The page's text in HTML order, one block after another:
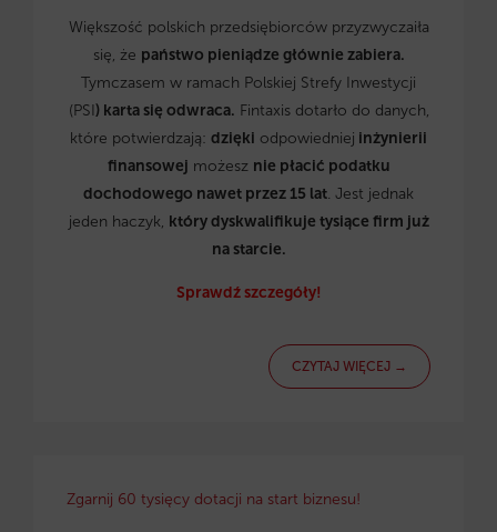
Większość polskich przedsiębiorców przyzwyczaiła
się, że państwo pieniądze głównie zabiera.
Tymczasem w ramach Polskiej Strefy Inwestycji
(PSI) karta się odwraca. Fintaxis dotarło do danych,
które potwierdzają: dzięki odpowiedniej inżynierii
finansowej możesz nie płacić podatku
dochodowego nawet przez 15 lat. Jest jednak
jeden haczyk, który dyskwalifikuje tysiące firm już
na starcie.
Sprawdź szczegóły!
CZYTAJ WIĘCEJ →
Zgarnij 60 tysięcy dotacji na start biznesu!